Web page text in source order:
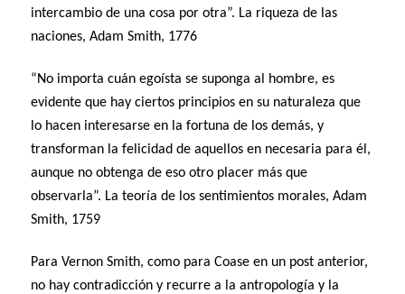
intercambio de una cosa por otra”. La riqueza de las
naciones, Adam Smith, 1776
“No importa cuán egoísta se suponga al hombre, es
evidente que hay ciertos principios en su naturaleza que
lo hacen interesarse en la fortuna de los demás, y
transforman la felicidad de aquellos en necesaria para él,
aunque no obtenga de eso otro placer más que
observarla”. La teoría de los sentimientos morales, Adam
Smith, 1759
Para Vernon Smith, como para Coase en un post anterior,
no hay contradicción y recurre a la antropología y la